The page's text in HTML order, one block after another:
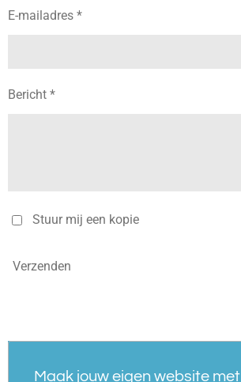
E-mailadres *
Bericht *
Stuur mij een kopie
Verzenden
Maak jouw eigen website met